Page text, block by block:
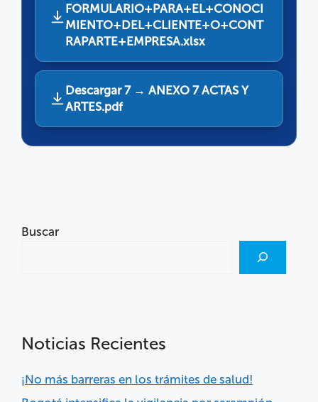
FORMULARIO+PARA+EL+CONOCI
MIENTO+DEL+CLIENTE+O+CONT
RAPARTE+EMPRESA.xlsx
Descargar 7 → ANEXO 7 ACTAS Y
ARTES.pdf
Buscar
Noticias Recientes
¡No más barreras en los trámites de salud!